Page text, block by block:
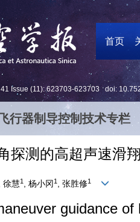
首页
Issue (11): 623703-623703 doi:
行器制导控制技术专栏
探测的高超声速滑
徐慧1 , 杨小冈 1 , 张胜修1
guidance